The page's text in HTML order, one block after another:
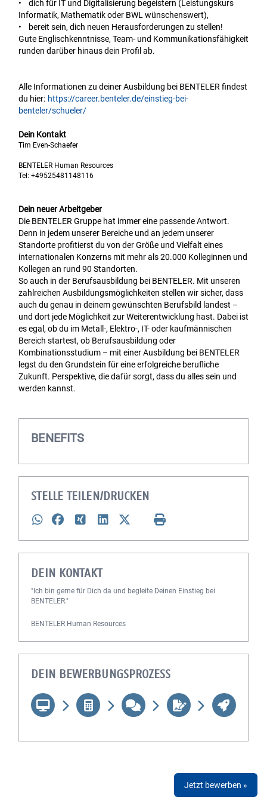
• dich für IT und Digitalisierung begeistern (Leistungskurs
Informatik, Mathematik oder BWL wünschenswert),
• bereit sein, dich neuen Herausforderungen zu stellen!
Gute Englischkenntnisse, Team- und Kommunikationsfähigkeit
runden darüber hinaus dein Profil ab.
Alle Informationen zu deiner Ausbildung bei BENTELER findest
du hier: https://career.benteler.de/einstieg-bei-
benteler/schueler/
Dein Kontakt
Tim Even-Schaefer
BENTELER Human Resources
Tel: +49525481148116
Dein neuer Arbeitgeber
Die BENTELER Gruppe hat immer eine passende Antwort.
Denn in jedem unserer Bereiche und an jedem unserer
Standorte profitierst du von der Größe und Vielfalt eines
internationalen Konzerns mit mehr als 20.000 Kolleginnen und
Kollegen an rund 90 Standorten.
So auch in der Berufsausbildung bei BENTELER. Mit unseren
zahlreichen Ausbildungsmöglichkeiten stellen wir sicher, dass
auch du genau in deinem gewünschten Berufsbild landest –
und dort jede Möglichkeit zur Weiterentwicklung hast. Dabei ist
es egal, ob du im Metall-, Elektro-, IT- oder kaufmännischen
Bereich startest, ob Berufsausbildung oder
Kombinationsstudium – mit einer Ausbildung bei BENTELER
legst du den Grundstein für eine erfolgreiche berufliche
Zukunft. Perspektive, die dafür sorgt, dass du alles sein und
werden kannst.
BENEFITS
STELLE TEILEN/DRUCKEN
DEIN KONTAKT
"Ich bin gerne für Dich da und begleite Deinen Einstieg bei
BENTELER."
BENTELER Human Resources
DEIN BEWERBUNGSPROZESS
Jetzt bewerben »